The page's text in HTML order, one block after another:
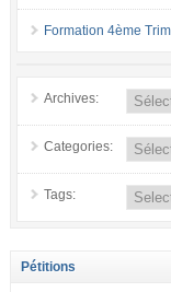
Formation 4ème
Archives:
Categories:
Tags:
Pétitions